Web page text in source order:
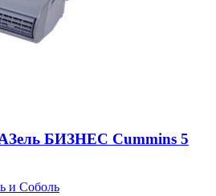
БИЗНЕС Cummins 5
и Соболь